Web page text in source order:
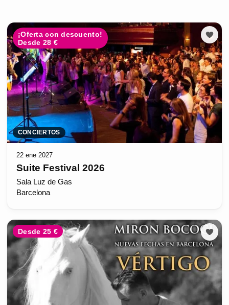
¡Oferta con descuento!
Desde 28 €
CONCIERTOS
22 ene 2027
Suite Festival 2026
Sala Luz de Gas
Barcelona
Desde 25 €